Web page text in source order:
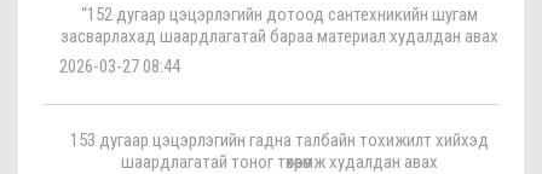
“152 дугаар цэцэрлэгийн дотоод сантехникийн шугам
засварлахад шаардлагатай бараа материал худалдан авах
2026-03-27 08:44
153 дугаар цэцэрлэгийн гадна талбайн тохижилт хийхэд
шаардлагатай тоног төхөөрөмж худалдан авах